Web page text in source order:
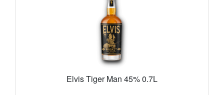
Elvis Tiger Man 45% 0.7L